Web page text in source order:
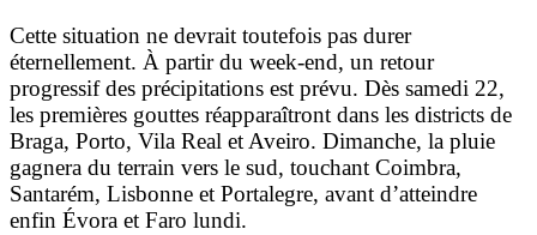
Cette situation ne devrait toutefois pas durer
éternellement. À partir du week-end, un retour
progressif des précipitations est prévu. Dès samedi 22,
les premières gouttes réapparaîtront dans les districts de
Braga, Porto, Vila Real et Aveiro. Dimanche, la pluie
gagnera du terrain vers le sud, touchant Coimbra,
Santarém, Lisbonne et Portalegre, avant d’atteindre
enfin Évora et Faro lundi.